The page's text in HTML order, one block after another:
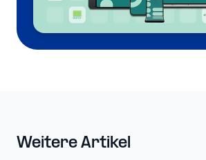
Weitere Artikel